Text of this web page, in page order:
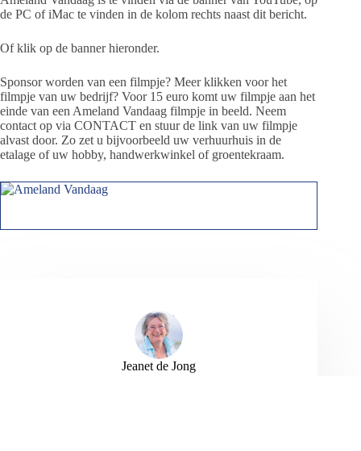
de PC of iMac te vinden in de kolom rechts naast dit bericht.
Of klik op de banner hieronder.
Sponsor worden van een filmpje? Meer klikken voor het
filmpje van uw bedrijf? Voor 15 euro komt uw filmpje aan het
einde van een Ameland Vandaag filmpje in beeld. Neem
contact op via CONTACT en stuur de link van uw filmpje
alvast door. Zo zet u bijvoorbeeld uw verhuurhuis in de
etalage of uw hobby, handwerkwinkel of groentekraam.
Jeanet de Jong